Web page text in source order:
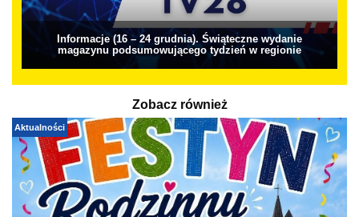
Informacje (16 – 24 grudnia). Świąteczne wydanie
magazynu podsumowującego tydzień w regionie
Zobacz również
Aktualności